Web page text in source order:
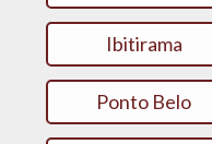
Ibitirama
Ponto Belo